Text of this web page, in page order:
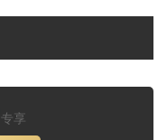
专享